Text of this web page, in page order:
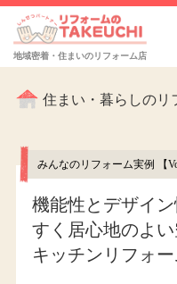
地域密着・住まいのリフォーム店
住まい・暮らしのリ
みんなのリフォーム実例 【
機能性とデザイ
すく居心地のよ
キッチンリフォー